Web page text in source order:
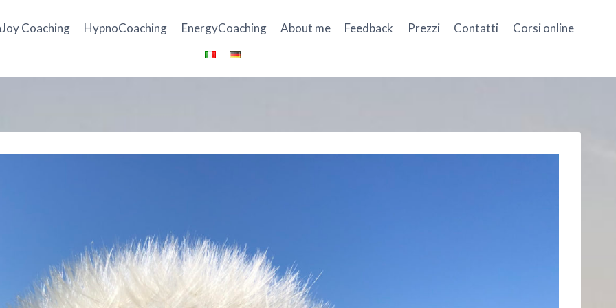
Coaching HypnoCoaching EnergyCoaching About me Feedback Prezzi Contatti Corsi online